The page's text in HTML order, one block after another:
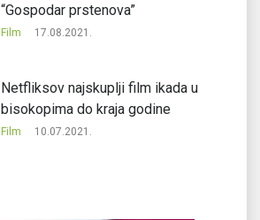
“Gospodar prstenova”
Film 17.08.2021.
Netfliksov najskuplji film ikada u
bisokopima do kraja godine
Film 10.07.2021.